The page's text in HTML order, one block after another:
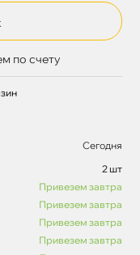
по счету
Сегодня
2 шт
Привезем завтра
Привезем завтра
Привезем завтра
Привезем завтра